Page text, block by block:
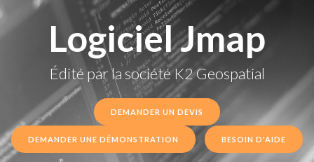
Logiciel Jmap
Édité par la sociétéK2 Geospatial
DEMANDER UN DEVIS
DEMANDER UNE DÉMONSTRATION BESOIN D'AIDE